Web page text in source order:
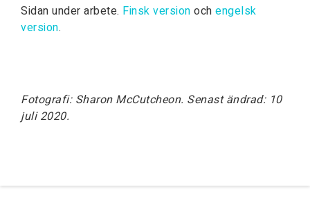
Sidan under arbete. Finsk version och engelsk
version.
Fotografi: Sharon McCutcheon. Senast ändrad: 10
juli 2020.